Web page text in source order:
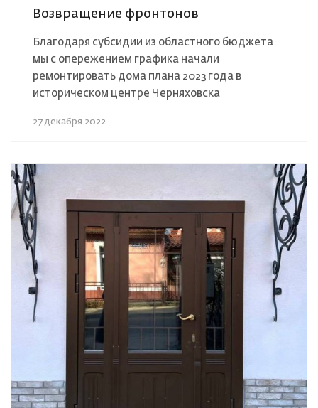
Возвращение фронтонов
Благодаря субсидии из областного бюджета
мы с опережением графика начали
ремонтировать дома плана 2023 года в
историческом центре Черняховска
27 декабря 2022